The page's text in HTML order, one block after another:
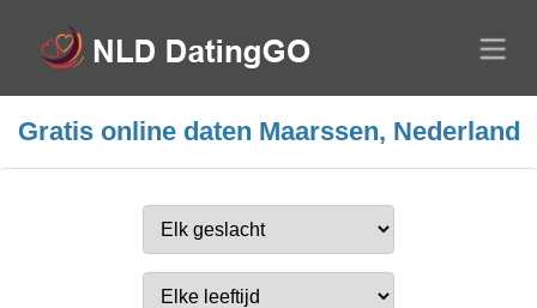
Gratis online daten Maarssen, Nederland